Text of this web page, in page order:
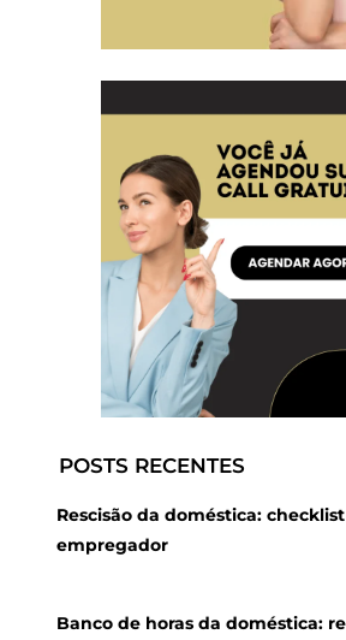
POSTS RECENTES
Rescisão da doméstica:
empregador
Banco de horas da doméstica: